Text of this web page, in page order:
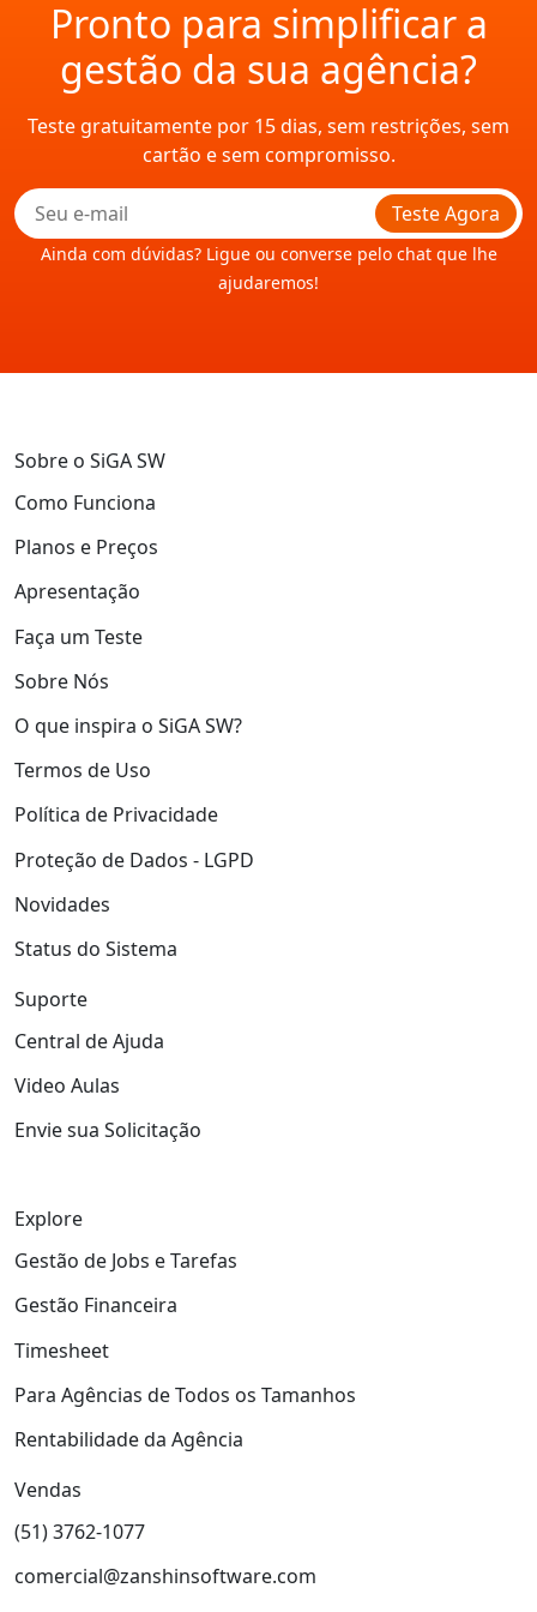
Pronto para simplificar a
gestão da sua agência?
Teste gratuitamente por 15 dias, sem restrições, sem
cartão e sem compromisso.
Teste Agora
Ainda com dúvidas? Ligue ou converse pelo chat que lhe
ajudaremos!
Sobre o SiGA SW
Como Funciona
Planos e Preços
Apresentação
Faça um Teste
Sobre Nós
O que inspira o SiGA SW?
Termos de Uso
Política de Privacidade
Proteção de Dados - LGPD
Novidades
Status do Sistema
Suporte
Central de Ajuda
Video Aulas
Envie sua Solicitação
Explore
Gestão de Jobs e Tarefas
Gestão Financeira
Timesheet
Para Agências de Todos os Tamanhos
Rentabilidade da Agência
Vendas
(51) 3762-1077
comercial@zanshinsoftware.com